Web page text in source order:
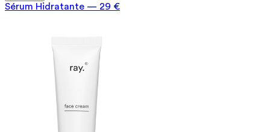
Sérum Hidratante — 29 €